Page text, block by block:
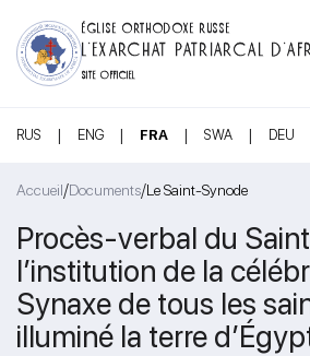
ÉGLISE ORTHODOXE RUSSE
L’EXARCHAT PATRIARCAL
SITE OFFICIEL
RUS | ENG | FRA | SWA | DEU
Accueil/Documents/Le Saint-Synode
Procès-verbal du
l’institution de la
Synaxe de tous les
illuminé la terre